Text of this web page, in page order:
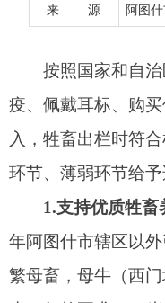
来 源
阿图
环节、薄弱环节给予适
年阿图什市辖区以外引
繁母畜，母牛（西门塔
牛、年龄要求2—4岁）
马、伊犁马、年龄要求
双峰、年龄要求3—6岁
奖补,按照不超过当地市
繁母牛2000元、每只能
马4000元、每峰能繁母